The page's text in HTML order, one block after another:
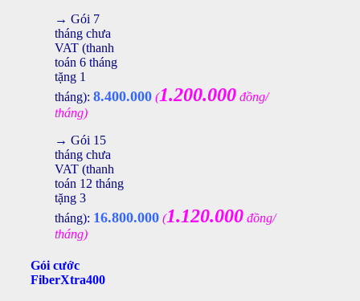
→ Gói 7
tháng chưa
VAT (thanh
toán 6 tháng
tặng 1
tháng): 8.400.000 (1.200.000 đồng/
tháng)
→ Gói 15
tháng chưa
VAT (thanh
toán 12 tháng
tặng 3
tháng): 16.800.000 (1.120.000 đồng/
tháng)
Gói cước
FiberXtra400